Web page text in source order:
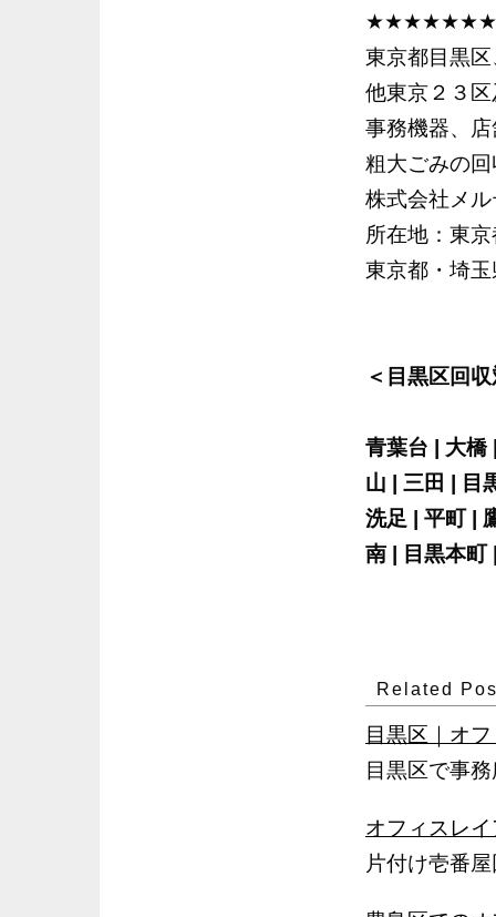
東京都目黒
他東京２３
事務機器、
粗大ごみの
株式会社メ
所在地：東
東京都・埼
＜目黒区回
青葉台 | 大橋
山 | 三田 | 目
洗足 | 平町 |
南 | 目黒本町
Related
目黒区｜オ
目黒区で事
オフィスレ
片付け壱番